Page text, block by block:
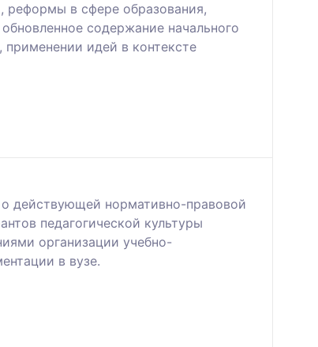
реформы в сфере образования,
содержание начального
идей в контексте
действующей нормативно-правовой
педагогической культуры
организации учебно-
в вузе.